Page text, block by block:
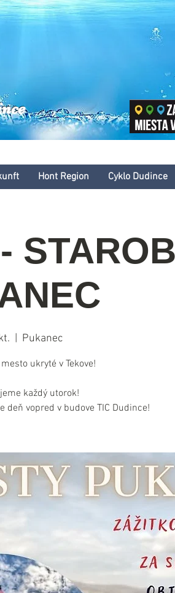
leto
Hont Region Cyklo Dudince
Pukanec
ukryté v Tekove!
každý utorok!